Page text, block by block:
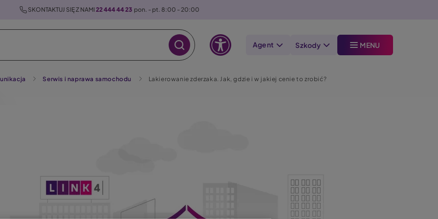
SKONTAKTUJ SIĘ Z NAMI 22 444 44 23 pon. - pt. 8:00 - 20:00
Agent Szkody MENU
Serwis i naprawa samochodu Lakierowanie zderzaka. Jak, gdzie i w jakiej cenie to zrobić?